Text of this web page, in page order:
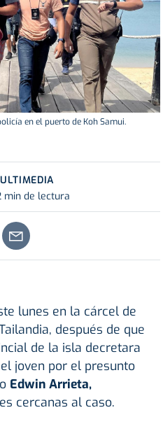
en el puerto de Koh Samui.
min de lectura
lunes en la cárcel de
después de que
de la isla decretara
joven por el presunto
Edwin Arrieta,
cercanas al caso.